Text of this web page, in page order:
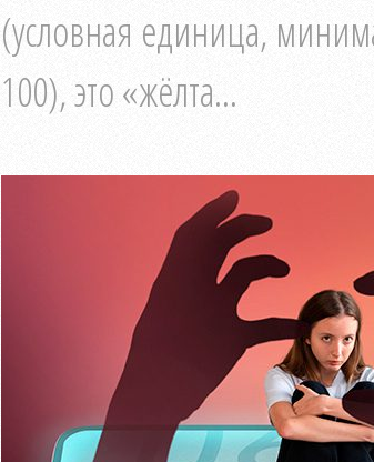
(условная единица,
100), это «жёлта...